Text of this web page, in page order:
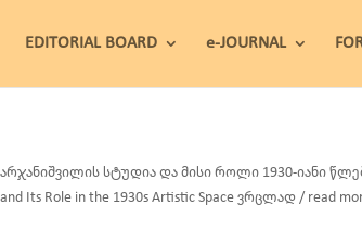
EDITORIAL BOARD e-JOURNAL
სტუდია და მისი როლი 1930-იანი
and Its Role in the 1930s Artistic Space ვრცლად / read